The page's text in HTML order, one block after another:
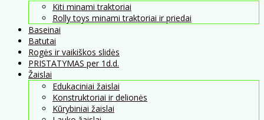
Kiti minami traktoriai
Rolly toys minami traktoriai ir priedai
Baseinai
Batutai
Rogės ir vaikiškos slidės
PRISTATYMAS per 1d.d.
Žaislai
Edukaciniai žaislai
Konstruktoriai ir delionės
Kūrybiniai žaislai